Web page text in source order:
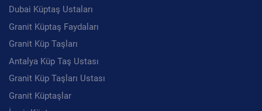
Dubai Küptaş Ustaları
Granit Küptaş Faydaları
Granit Küp Taşları
Antalya Küp Taş Ustası
Granit Küp Taşları Ustası
Granit Küptaşlar